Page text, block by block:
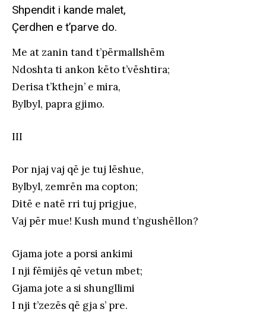
Shpendit i kande malet,
Çerdhen e t’parve do.
Me at zanin tand t’përmallshëm
Ndoshta ti ankon këto t’vështira;
Derisa t’kthejn’ e mira,
Bylbyl, papra gjimo.
III
Por njaj vaj që je tuj lëshue,
Bylbyl, zemrën ma copton;
Ditë e natë rri tuj prigjue,
Vaj për mue! Kush mund t’ngushëllon?
Gjama jote a porsi ankimi
I nji fëmijës që vetun mbet;
Gjama jote a si shungllimi
I nji t’zezës që gja s’ pre.